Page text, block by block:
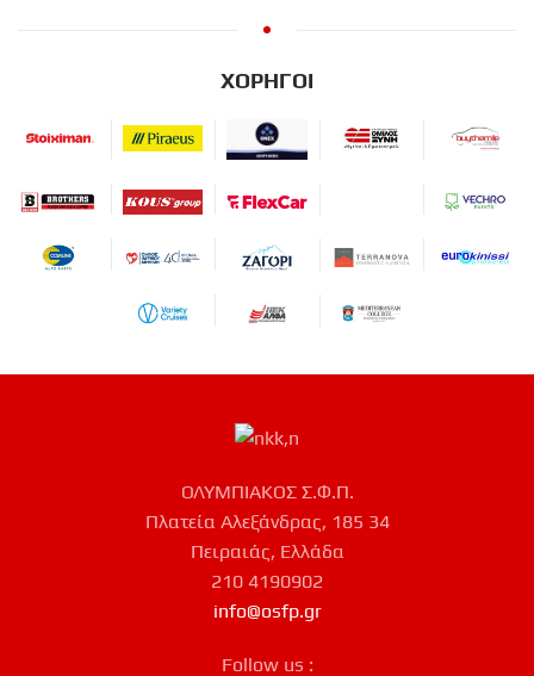
ΧΟΡΗΓΟΙ
ΟΛΥΜΠΙΑΚΟΣ Σ.Φ.Π.
Πλατεία Αλεξάνδρας, 185 34
Πειραιάς, Ελλάδα
210 4190902
info@osfp.gr
Follow us :